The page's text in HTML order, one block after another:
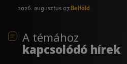
2026. augusztus 07.Belföld
A témához
kapcsolódó hírek